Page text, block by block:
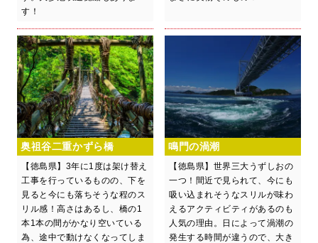
す！
奥祖谷二重かずら橋
【徳島県】3年に1度は架け替え
工事を行っているものの、下を
見ると今にも落ちそうな程のス
リル感！高さはあるし、橋の1
本1本の間がかなり空いている
為、途中で動けなくなってしま
鳴門の渦潮
【徳島県】世界三大うずしおの
一つ！間近で見られて、今にも
吸い込まれそうなスリルが味わ
えるアクティビティがあるのも
人気の理由。日によって渦潮の
発生する時間が違うので、大き